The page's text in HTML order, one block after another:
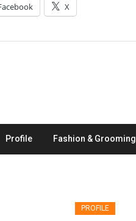
X
Profile Fashion & Grooming
PROFILE